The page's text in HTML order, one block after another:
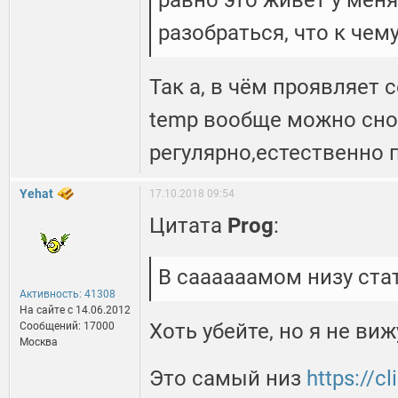
разобраться, что к
Так а, в чём проявляет
temp вообще можно
Yehat
Активность: 41308
На сайте c 14.06.2012
Сообщений: 17000
Москва
17.10.2018 09:54
Цитата Prog:
В саааааамом низу
Хоть убейте, но я не
Это самый низ https://